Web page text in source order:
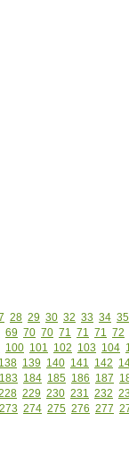
28 29 30 32 33 34 35
69 70 70 71 71 71 72
100 101 102 103 104
138 139 140 141 142
183 184 185 186 187
229 230 231 232
273 274 275 276 277